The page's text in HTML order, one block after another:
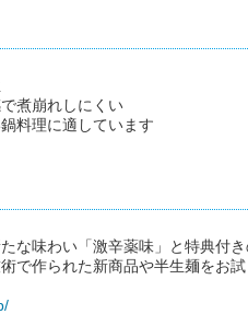
煮崩れしにくい
料理に適しています
な味わい「激辛薬味」と特典付
で作られた新商品や半生麺をお試